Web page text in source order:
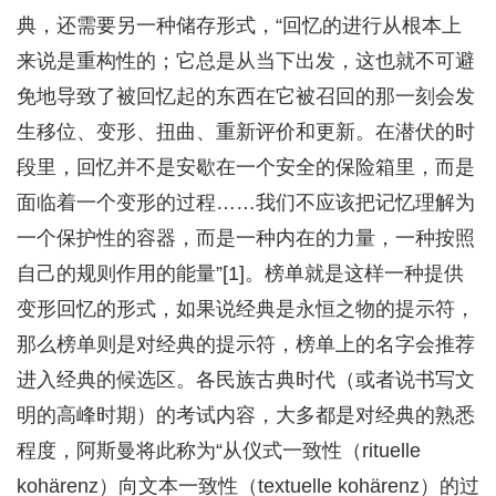
典，还需要另一种储存形式，“回忆的进行从根本上
来说是重构性的；它总是从当下出发，这也就不可避
免地导致了被回忆起的东西在它被召回的那一刻会发
生移位、变形、扭曲、重新评价和更新。在潜伏的时
段里，回忆并不是安歇在一个安全的保险箱里，而是
面临着一个变形的过程……我们不应该把记忆理解为
一个保护性的容器，而是一种内在的力量，一种按照
自己的规则作用的能量”[1]。榜单就是这样一种提供
变形回忆的形式，如果说经典是永恒之物的提示符，
那么榜单则是对经典的提示符，榜单上的名字会推荐
进入经典的候选区。各民族古典时代（或者说书写文
明的高峰时期）的考试内容，大多都是对经典的熟悉
程度，阿斯曼将此称为“从仪式一致性（rituelle
kohärenz）向文本一致性（textuelle kohärenz）的过